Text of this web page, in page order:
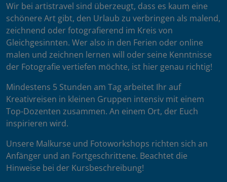
Wir bei artistravel sind überzeugt, dass es kaum eine
schönere Art gibt, den Urlaub zu verbringen als malend,
zeichnend oder fotografierend im Kreis von
Gleichgesinnten. Wer also in den Ferien oder online
malen und zeichnen lernen will oder seine Kenntnisse
der Fotografie vertiefen möchte, ist hier genau richtig!
Mindestens 5 Stunden am Tag arbeitet Ihr auf
Kreativreisen in kleinen Gruppen intensiv mit einem
Top-Dozenten zusammen. An einem Ort, der Euch
inspirieren wird.
Unsere Malkurse und Fotoworkshops richten sich an
Anfänger und an Fortgeschrittene. Beachtet die
Hinweise bei der Kursbeschreibung!